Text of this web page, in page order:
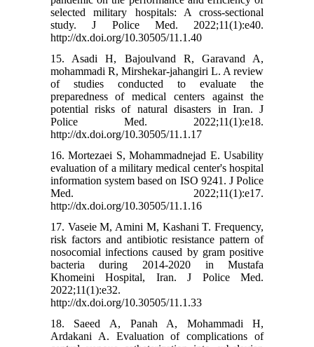
selected military hospitals: A cross-sectional
study. J Police Med. 2022;11(1):e40.
http://dx.doi.org/10.30505/11.1.40
15. Asadi H, Bajoulvand R, Garavand A,
mohammadi R, Mirshekar-jahangiri L. A review
of studies conducted to evaluate the
preparedness of medical centers against the
potential risks of natural disasters in Iran. J
Police Med. 2022;11(1):e18.
http://dx.doi.org/10.30505/11.1.17
16. Mortezaei S, Mohammadnejad E. Usability
evaluation of a military medical center's hospital
information system based on ISO 9241. J Police
Med. 2022;11(1):e17.
http://dx.doi.org/10.30505/11.1.16
17. Vaseie M, Amini M, Kashani T. Frequency,
risk factors and antibiotic resistance pattern of
nosocomial infections caused by gram positive
bacteria during 2014-2020 in Mustafa
Khomeini Hospital, Iran. J Police Med.
2022;11(1):e32.
http://dx.doi.org/10.30505/11.1.33
18. Saeed A, Panah A, Mohammadi H,
Ardakani A. Evaluation of complications of